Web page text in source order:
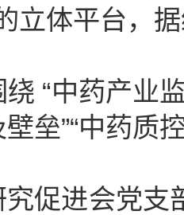
立体平台，
“中药产业
垒”“中药质
究促进会党